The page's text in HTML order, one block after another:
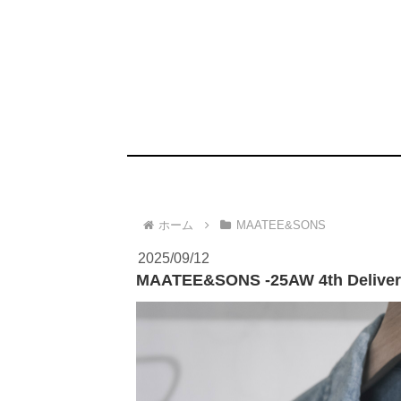
ホーム MAATEE&SONS
2025/09/12
MAATEE&SONS -25AW 4th